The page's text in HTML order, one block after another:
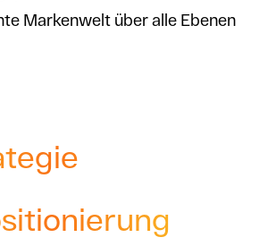
Markenwelt über alle Ebenen